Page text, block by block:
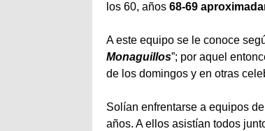
los 60, años 68-69
A este equipo se le conoce
Monaguillos”; por aquel
de los domingos y en otras
Solían enfrentarse a equipos
años. A ellos asistían todos